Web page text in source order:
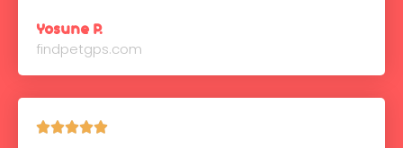
Yosune P.
findpetgps.com
